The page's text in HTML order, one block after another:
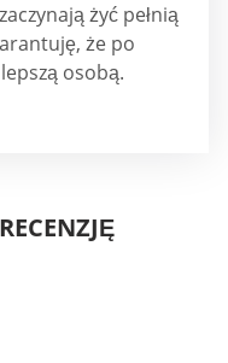
żyć pełnią
że po
osobą.